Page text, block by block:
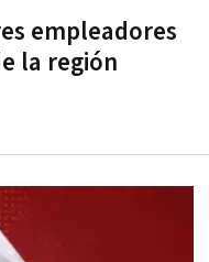
empleadores
la región